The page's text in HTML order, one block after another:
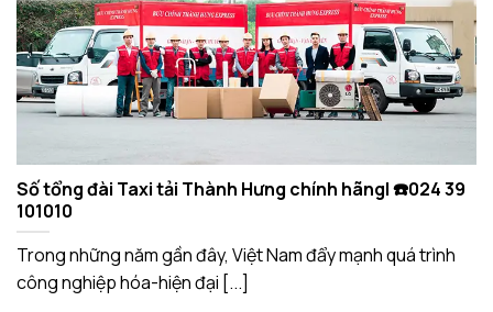
Số tổng đài Taxi tải Thành Hưng chính hãng| ☎️024 39
101010
Trong những năm gần đây, Việt Nam đẩy mạnh quá trình
công nghiệp hóa-hiện đại [...]